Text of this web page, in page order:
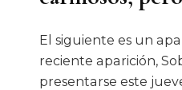
El siguiente es un
reciente aparición,
presentarse este